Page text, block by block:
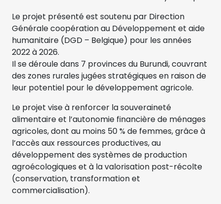
Le projet présenté est soutenu par Direction
Générale coopération au Développement et aide
humanitaire (DGD – Belgique) pour les années
2022 à 2026.
Il se déroule dans 7 provinces du Burundi, couvrant
des zones rurales jugées stratégiques en raison de
leur potentiel pour le développement agricole.
Le projet vise à renforcer la souveraineté
alimentaire et l’autonomie financière de ménages
agricoles, dont au moins 50 % de femmes, grâce à
l’accès aux ressources productives, au
développement des systèmes de production
agroécologiques et à la valorisation post-récolte
(conservation, transformation et
commercialisation).